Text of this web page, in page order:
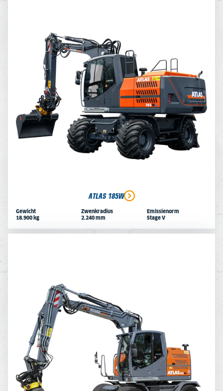
ATLAS 185W
Gewicht
18.900 kg
Zwenkradius
2.240 mm
Emissienorm
Stage V